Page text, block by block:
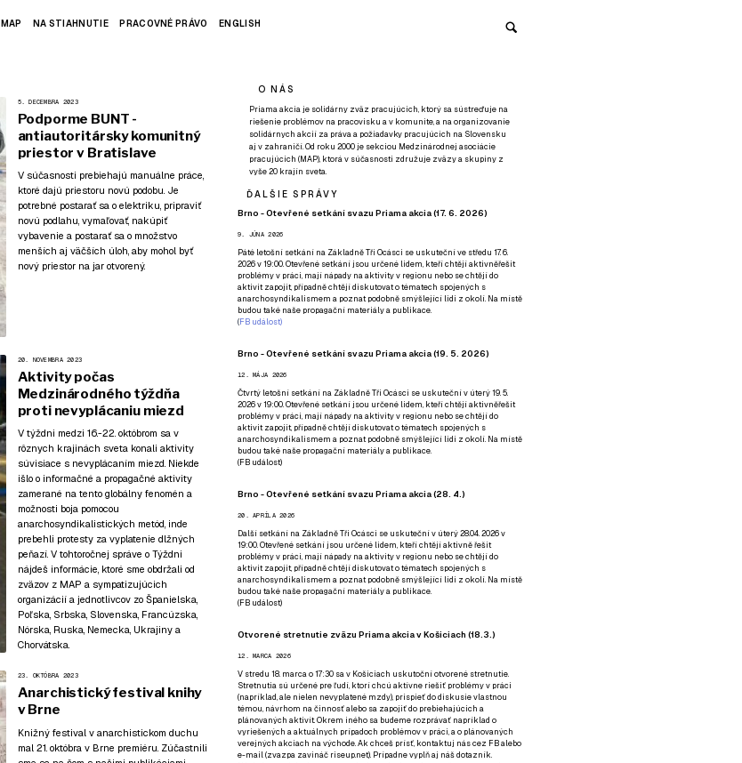
MAP NA STIAHNUTIE PRACOVNÉ PRÁVO ENGLISH
5. DECEMBRA 2023
Podporme BUNT -
antiautoritársky komunitný
priestor v Bratislave
V súčasnosti prebiehajú manuálne práce,
ktoré dajú priestoru novú podobu. Je
potrebné postarať sa o elektriku, pripraviť
novú podlahu, vymaľovať, nakúpiť
vybavenie a postarať sa o množstvo
menších aj väčších úloh, aby mohol byť
nový priestor na jar otvorený.
20. NOVEMBRA 2023
Aktivity počas
Medzinárodného týždňa
proti nevyplácaniu miezd
V týždni medzi 16.-22. októbrom sa v
rôznych krajinách sveta konali aktivity
súvisiace s nevyplácaním miezd. Niekde
išlo o informačné a propagačné aktivity
zamerané na tento globálny fenomén a
možnosti boja pomocou
anarchosyndikalistických metód, inde
prebehli protesty za vyplatenie dlžných
peňazí. V tohtoročnej správe o Týždni
nájdeš informácie, ktoré sme obdržali od
zväzov z MAP a sympatizujúcich
organizácií a jednotlivcov zo Španielska,
Poľska, Srbska, Slovenska, Francúzska,
Nórska, Ruska, Nemecka, Ukrajiny a
Chorvátska.
23. OKTÓBRA 2023
Anarchistický festival knihy
v Brne
Knižný festival v anarchistickom duchu
mal 21. októbra v Brne premiéru. Zúčastnili
O NÁS
Priama akcia je solidárny zväz pracujúcich, ktorý sa sústreďuje na
riešenie problémov na pracovisku a v komunite, a na organizovanie
solidárnych akcií za práva a požiadavky pracujúcich na Slovensku
aj v zahraničí. Od roku 2000 je sekciou Medzinárodnej asociácie
pracujúcich (MAP), ktorá v súčasnosti združuje zväzy a skupiny z
vyše 20 krajín sveta.
ĎALŠIE SPRÁVY
Brno - Otevřené setkání svazu Priama akcia (17. 6. 2026)
9. JÚNA 2026
Páté letošní setkání na Základně Tři Ocásci se uskuteční ve středu 17. 6.
2026 v 19:00. Otevřené setkání jsou určené lidem, kteří chtějí aktivněřešit
problémy v práci, mají nápady na aktivity v regionu nebo se chtějí do
aktivit zapojit, případně chtějí diskutovat o tématech spojených s
anarchosyndikalismem a poznat podobně smýšlející lidi z okolí. Na místě
budou také naše propagační materiály a publikace.
(FB událost)
Brno - Otevřené setkání svazu Priama akcia (19. 5. 2026)
12. MÁJA 2026
Čtvrtý letošní setkání na Základně Tři Ocásci se uskuteční v úterý 19. 5.
2026 v 19:00. Otevřené setkání jsou určené lidem, kteří chtějí aktivněřešit
problémy v práci, mají nápady na aktivity v regionu nebo se chtějí do
aktivit zapojit, případně chtějí diskutovat o tématech spojených s
anarchosyndikalismem a poznat podobně smýšlející lidi z okolí. Na místě
budou také naše propagační materiály a publikace.
(FB událost)
Brno - Otevřené setkání svazu Priama akcia (28. 4.)
20. APRÍLA 2026
Další setkání na Základně Tři Ocásci se uskuteční v úterý 28.04. 2026 v
19:00. Otevřené setkání jsou určené lidem, kteří chtějí aktivně řešit
problémy v práci, mají nápady na aktivity v regionu nebo se chtějí do
aktivit zapojit, případně chtějí diskutovat o tématech spojených s
anarchosyndikalismem a poznat podobně smýšlející lidi z okolí. Na místě
budou také naše propagační materiály a publikace.
(FB událost)
Otvorené stretnutie zväzu Priama akcia v Košiciach (18.3.)
12. MARCA 2026
V stredu 18. marca o 17:30 sa v Košiciach uskutoční otvorené stretnutie.
Stretnutia sú určené pre ľudí, ktorí chcú aktívne riešiť problémy v práci
(napríklad, ale nielen nevyplatené mzdy), prispieť do diskusie vlastnou
témou, návrhom na činnosť alebo sa zapojiť do prebiehajúcich a
plánovaných aktivít. Okrem iného sa budeme rozprávať napríklad o
vyriešených a aktuálnych prípadoch problémov v práci, a o plánovaných
verejných akciach na východe. Ak chceš prísť, kontaktuj nás cez FBalebo
e-mail (zvazpa zavináč riseup.net). Prípadnevyplň aj náš dotazník.